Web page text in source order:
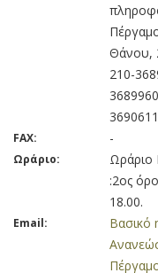
Θάνου,
210-
FAX: -
Ωράριο:
Ωράριο
:2ος
18.00.
Email:
Βασικό